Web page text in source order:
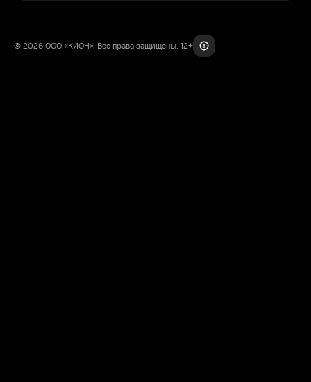
© 2026 ООО «КИОН». Все права защищены. 12+